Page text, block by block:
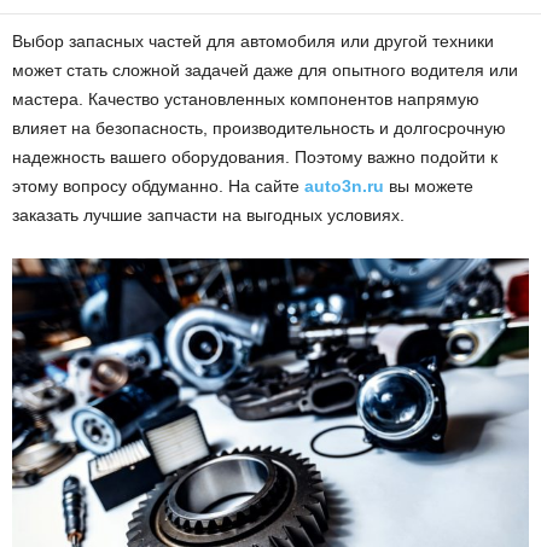
Выбор запасных частей для автомобиля или другой техники
может стать сложной задачей даже для опытного водителя или
мастера. Качество установленных компонентов напрямую
влияет на безопасность, производительность и долгосрочную
надежность вашего оборудования. Поэтому важно подойти к
этому вопросу обдуманно. На сайте auto3n.ru вы можете
заказать лучшие запчасти на выгодных условиях.